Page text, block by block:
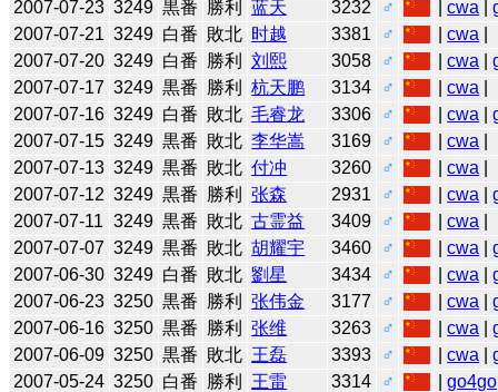
2007-07-23 3249 黒番 勝利 蓝天 3232 ♂ |cwa |
2007-07-21 3249 白番 敗北 时越 3381 ♂ |cwa
2007-07-20 3249 白番 勝利 刘熙 3058 ♂ |cwa |
2007-07-17 3249 黒番 勝利 杭天鹏 3134 ♂ |cwa
2007-07-16 3249 白番 敗北 毛睿龙 3306 ♂ |cwa |
2007-07-15 3249 黒番 敗北 李华嵩 3169 ♂ |cwa
2007-07-13 3249 黒番 敗北 付冲 3260 ♂ |cwa
2007-07-12 3249 黒番 勝利 张森 2931 ♂ |cwa |
2007-07-11 3249 黒番 敗北 古霊益 3409 ♂ |cwa
2007-07-07 3249 黒番 敗北 胡耀宇 3460 ♂ |cwa |
2007-06-30 3249 白番 敗北 劉星 3434 ♂ |cwa |
2007-06-23 3250 黒番 勝利 张伟金 3177 ♂ |cwa |
2007-06-16 3250 黒番 勝利 张维 3263 ♂ |cwa |
2007-06-09 3250 黒番 敗北 王磊 3393 ♂ |cwa |
2007-05-24 3250 白番 勝利 王雷 3314 ♂ |go4go